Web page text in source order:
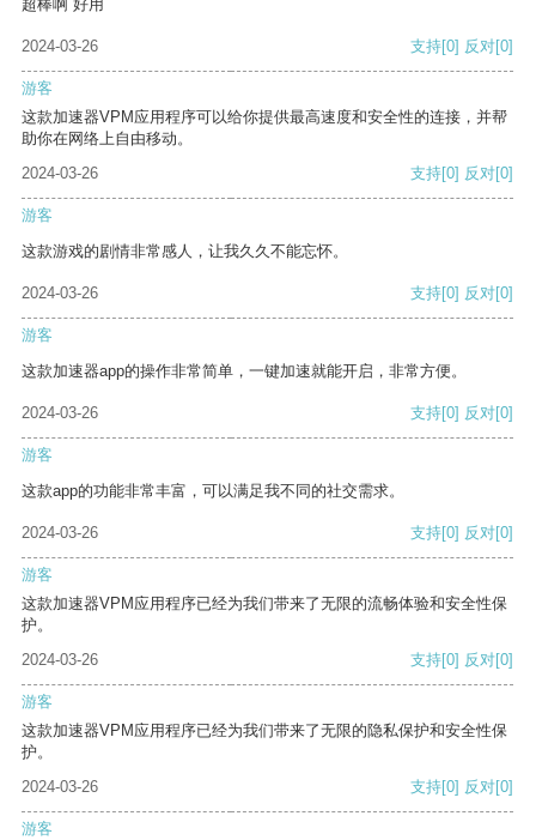
超棒啊 好用
2024-03-26 支持[0] 反对[0]
游客
这款加速器VPM应用程序可以给你提供最高速度和安全性的连接，并帮
助你在网络上自由移动。
2024-03-26
支持[0] 反对[0]
游客
这款游戏的剧情非常感人，让我久久不能忘怀。
2024-03-26 支持[0] 反对[0]
游客
这款加速器app的操作非常简单，一键加速就能开启，非常方便。
2024-03-26 支持[0] 反对[0]
游客
这款app的功能非常丰富，可以满足我不同的社交需求。
2024-03-26 支持[0] 反对[0]
游客
这款加速器VPM应用程序已经为我们带来了无限的流畅体验和安全性保
护。
2024-03-26
支持[0] 反对[0]
游客
这款加速器VPM应用程序已经为我们带来了无限的隐私保护和安全性保
护。
2024-03-26
支持[0] 反对[0]
游客